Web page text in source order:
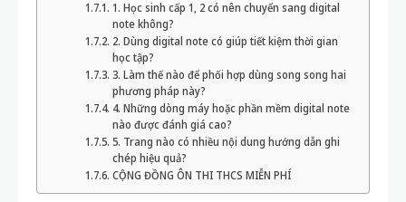
1. Học sinh cấp 1, 2 có nên chuyển sang digital
note không?
2. Dùng digital note có giúp tiết kiệm thời gian
học tập?
3. Làm thế nào để phối hợp dùng song song hai
phương pháp này?
4. Những dòng máy hoặc phần mềm digital note
nào được đánh giá cao?
5. Trang nào có nhiều nội dung hướng dẫn ghi
chép hiệu quả?
CỘNG ĐỒNG ÔN THI THCS MIỄN PHÍ